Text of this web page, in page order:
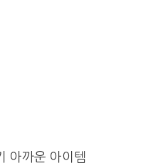
아까운 아이템